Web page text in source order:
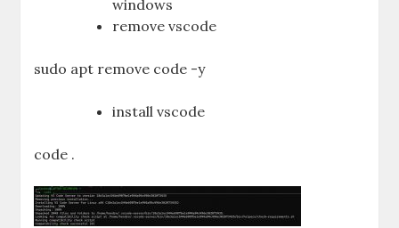
windows
remove vscode
sudo apt remove code -y
install vscode
code .